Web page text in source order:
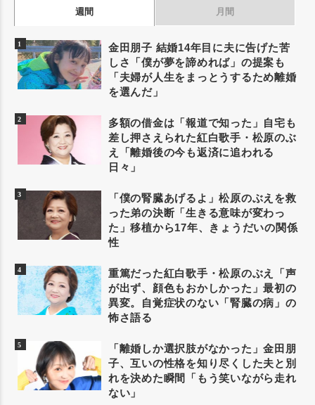
週間 月間
金田朋子 結婚14年目に夫に告げた苦
しさ「僕が夢を諦めれば」の提案も
「夫婦が人生をまっとうするため離婚
を選んだ」
多額の借金は「報道で知った」自宅も
差し押さえられた紅白歌手・松原のぶ
え「離婚後の今も返済に追われる
日々」
「僕の腎臓あげるよ」松原のぶえを救
った弟の決断「生きる意味が変わっ
た」移植から17年、きょうだいの関係
性
重篤だった紅白歌手・松原のぶえ「声
が出ず、顔色もおかしかった」最初の
異変。自覚症状のない「腎臓の病」の
怖さ語る
「離婚しか選択肢がなかった」金田朋
子、互いの性格を知り尽くした夫と別
れを決めた瞬間「もう笑いながら走れ
ない」